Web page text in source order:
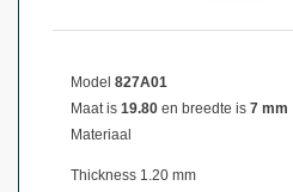
Model 827A01
Maat is 19.80 en breedte is 7 mm
Materiaal
Thickness 1.20 mm